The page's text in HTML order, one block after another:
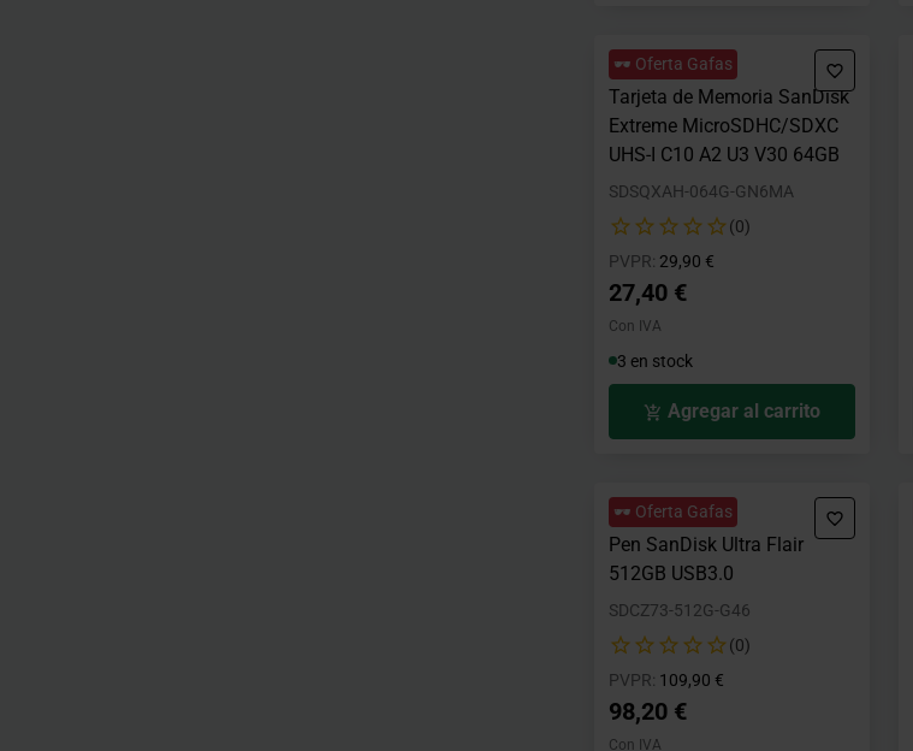
🕶️ Oferta Gafas
Tarjeta de Memoria SanDisk
Extreme MicroSDHC/SDXC
UHS-I C10 A2 U3 V30 64GB
SDSQXAH-064G-GN6MA
(0)
PVPR: Precio rebajado desde
29,90 €
27,40 €
Con IVA
3 en stock
Agregar al carrito
🕶️ Oferta Gafas
Pen SanDisk Ultra Flair
512GB USB3.0
SDCZ73-512G-G46
(0)
PVPR: Precio rebajado desde
109,90 €
98,20 €
Con IVA